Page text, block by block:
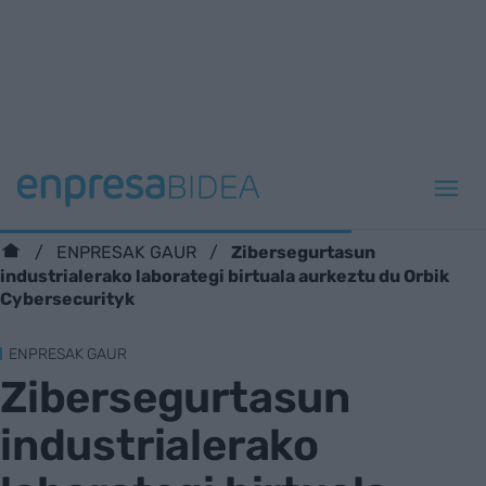
ENPRESAK GAUR
Zibersegurtasun
industrialerako laborategi birtuala aurkeztu du Orbik
Cybersecurityk
ENPRESAK GAUR
Zibersegurtasun
industrialerako